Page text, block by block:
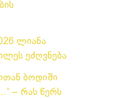
ლიანა
ეძღვნება
ბოდიში
– რას წერს